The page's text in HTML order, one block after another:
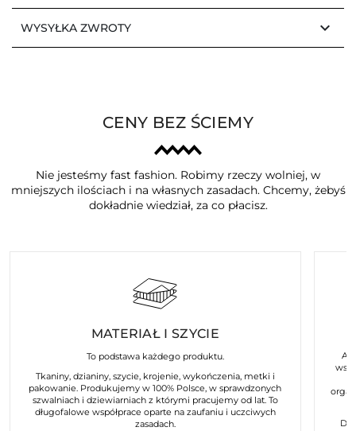
WYSYŁKA ZWROTY keyboard_arrow_down
CENY BEZ ŚCIEMY
Nie jesteśmy fast fashion. Robimy rzeczy wolniej, w
mniejszych ilościach i na własnych zasadach. Chcemy, żebyś
dokładnie wiedział, za co płacisz.
MATERIAŁ I SZYCIE
To podstawa każdego produktu.
Tkaniny, dzianiny, szycie, krojenie, wykończenia, metki i
pakowanie. Produkujemy w 100% Polsce, w sprawdzonych
szwalniach i dziewiarniach z którymi pracujemy od lat. To
długofalowe współprace oparte na zaufaniu i uczciwych
zasadach.